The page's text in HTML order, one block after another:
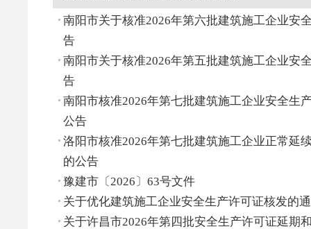
南阳市关于核准2026年第六批建筑施工企业安
告
南阳市关于核准2026年第五批建筑施工企业安
告
南阳市核准2026年第七批建筑施工企业安全生
公告
洛阳市核准2026年第七批建筑施工企业正常延
的公告
豫建市〔2026〕63号文件
关于优化建筑施工企业安全生产许可证核发的
关于许昌市2026年第四批安全生产许可证延期